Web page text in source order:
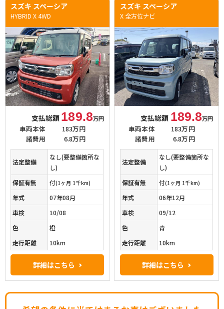
スズキ スペーシア
HYBRID X 4WD
支払総額 189.8万円
車両本体
183万円
諸費用
6.8万円
法定整備
なし(要整備箇所な
し)
保証有無
付(1ヶ月 1千km)
年式
07年08月
車検
10/08
色
橙
走行距離
10km
詳細はこちら
スズキ スペーシア
X 全方位ナビ
支払総額 189.8万円
車両本体
183万円
諸費用
6.8万円
法定整備
なし(要整備箇所な
し)
保証有無
付(1ヶ月 1千km)
年式
06年12月
車検
09/12
色
青
走行距離
10km
詳細はこちら